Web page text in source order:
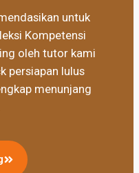
untuk
Kompetensi
oleh tutor kami
persiapan lulus
menunjang